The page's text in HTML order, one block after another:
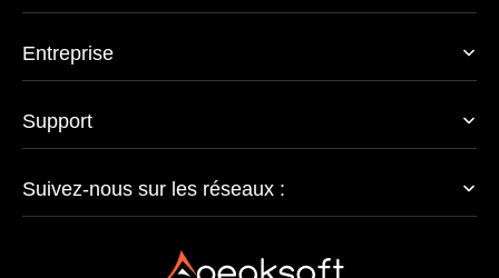
Entreprise
Support
Suivez-nous sur les réseaux :